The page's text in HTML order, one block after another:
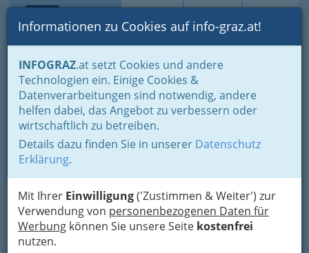
Suche Login Toggle
Informationen zu Cookies auf info-graz.at!
INFOGRAZ.at setzt Cookies und andere
Technologien ein. Einige Cookies &
Datenverarbeitungen sind notwendig, andere
helfen dabei, das Angebot zu verbessern oder
wirtschaftlich zu betreiben.
Details dazu finden Sie in unserer Datenschutz
Erklärung.
Mit Ihrer Einwilligung('Zustimmen & Weiter') zur
Verwendung von personenbezogenen Daten für
Werbung können Sie unsere Seite kostenfrei
nutzen.
Home Veranstaltungen
Kunst & Kultur
Musik, eher traditionell oder klassisch
Boxty
25.06.2025 um 20:00
Die Brücke
Kategorien
Datenquelle: Stadt Graz - data.graz.gv.at
Details